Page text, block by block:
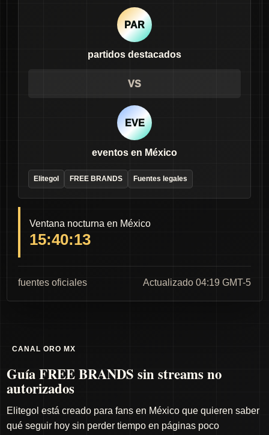
PAR
partidos destacados
VS
EVE
eventos en México
Elitegol FREE BRANDS Fuentes legales
Ventana nocturna en México
15:40:12
fuentes oficiales Actualizado 04:19 GMT-5
CANAL ORO MX
Guía FREE BRANDS sin streams no
autorizados
Elitegol está creado para fans en México que quieren saber
qué seguir hoy sin perder tiempo en páginas poco